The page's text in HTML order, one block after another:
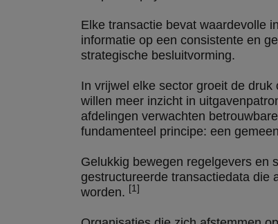
Elke transactie bevat waardevolle
informatie op een consistente en
strategische besluitvorming.
In vrijwel elke sector groeit de druk
willen meer inzicht in
afdelingen verwachten
fundamenteel principe: een
Gelukkig bewegen regelgevers en
gestructureerde transactiedata die
worden. [1]